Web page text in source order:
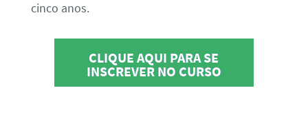
cinco anos.
CLIQUE AQUI PARA SE
INSCREVER NO CURSO